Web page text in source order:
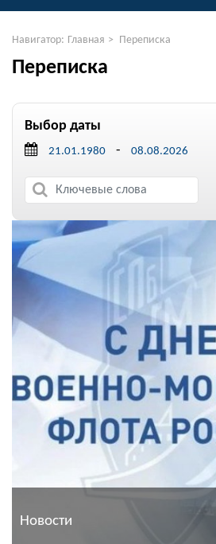
Навигатор: Главная > Переписка
Переписка
Выбор даты
-
Новости